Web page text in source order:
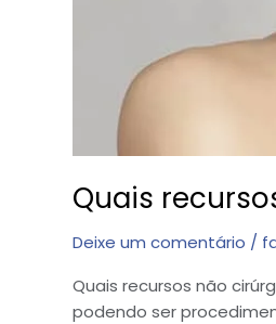
Quais
Deixe um comentário /
Quais recursos não
podendo ser